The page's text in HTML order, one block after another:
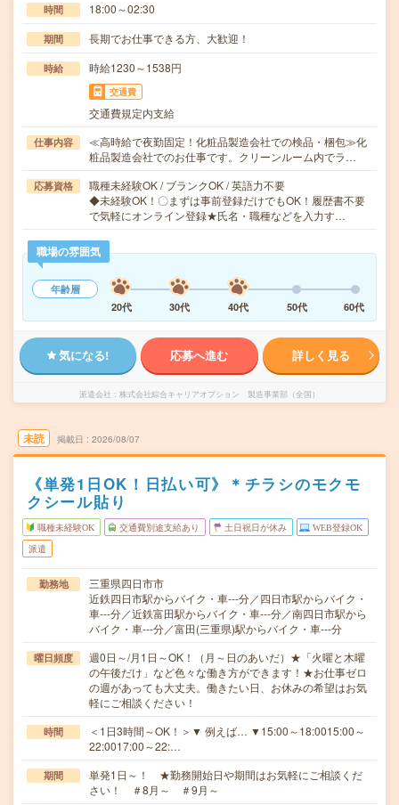
時間 18:00～02:30
期間 長期でお仕事できる方、大歓迎！
時給 時給1230～1538円
交通費
交通費規定内支給
仕事内容
≪高時給で夜勤固定！化粧品製造会社での検品・梱包≫化
粧品製造会社でのお仕事です。クリーンルーム内でラ…
応募資格
職種未経験OK / ブランクOK / 英語力不要
◆未経験OK！〇まずは事前登録だけでもOK！履歴書不要
で気軽にオンライン登録★氏名・職種などを入力す…
職場の雰囲気
年齢層
20代
30代 40代 50代 60代
気になる! 応募へ進む 詳しく見る
派遣会社 株式会社綜合キャリアオプション 製造事業部（全国）
未読 掲載日 2026/08/07
《単発1日OK！日払い可》＊チラシのモクモ
クシール貼り
職種未経験OK 交通費別途支給あり 土日祝日が休み WEB登録OK
派遣
勤務地
三重県四日市市
近鉄四日市駅からバイク・車---分／四日市駅からバイク・
車---分／近鉄富田駅からバイク・車---分／南四日市駅から
バイク・車---分／富田(三重県)駅からバイク・車---分
曜日頻度
週0日～/月1日～OK！（月～日のあいだ）★「火曜と木曜
の午後だけ」など色々な働き方ができます！★お仕事ゼロ
の週があっても大丈夫。働きたい日、お休みの希望はお気
軽にご相談ください！
時間
＜1日3時間～OK！＞▼ 例えば… ▼15:00～18:0015:00～
22:0017:00～22:…
期間
単発1日～！ ★勤務開始日や期間はお気軽にご相談くだ
さい！ ＃8月～ ＃9月～